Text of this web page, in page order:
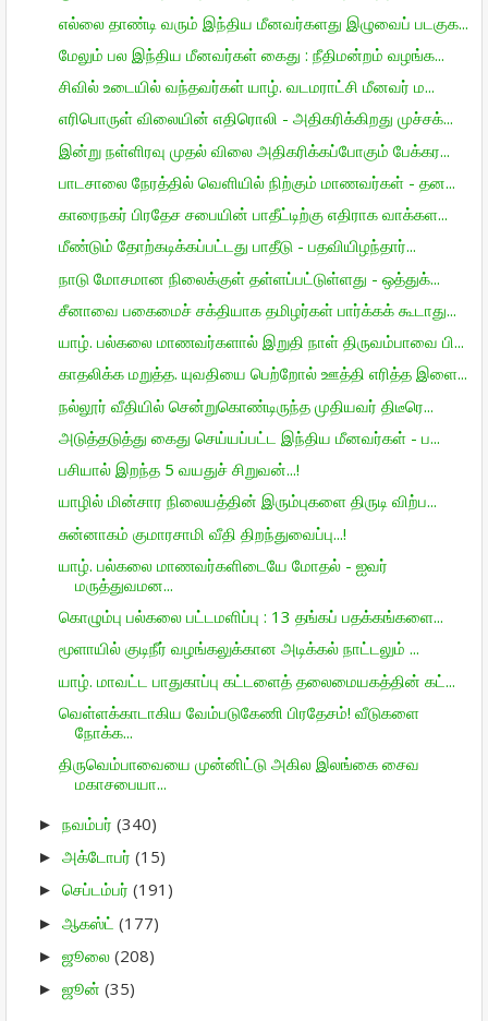
எல்லை தாண்டி வரும் இந்திய மீனவர்களது இழுவைப் படகுக...
மேலும் பல இந்திய மீனவர்கள் கைது : நீதிமன்றம் வழங்க...
சிவில் உடையில் வந்தவர்கள் யாழ். வடமராட்சி மீனவர் ம...
எரிபொருள் விலையின் எதிரொலி - அதிகரிக்கிறது முச்சக்...
இன்று நள்ளிரவு முதல் விலை அதிகரிக்கப்போகும் பேக்கர...
பாடசாலை நேரத்தில் வெளியில் நிற்கும் மாணவர்கள் - தன...
காரைநகர் பிரதேச சபையின் பாதீட்டிற்கு எதிராக வாக்கள...
மீண்டும் தோற்கடிக்கப்பட்டது பாதீடு - பதவியிழந்தார்...
நாடு மோசமான நிலைக்குள் தள்ளப்பட்டுள்ளது - ஒத்துக்...
சீனாவை பகைமைச் சக்தியாக தமிழர்கள் பார்க்கக் கூடாது...
யாழ். பல்கலை மாணவர்களால் இறுதி நாள் திருவம்பாவை பி...
காதலிக்க மறுத்த. யுவதியை பெற்றோல் ஊத்தி எரித்த இளை...
நல்லூர் வீதியில் சென்றுகொண்டிருந்த முதியவர் திடீரெ...
அடுத்தடுத்து கைது செய்யப்பட்ட இந்திய மீனவர்கள் - ப...
பசியால் இறந்த 5 வயதுச் சிறுவன்...!
யாழில் மின்சார நிலையத்தின் இரும்புகளை திருடி விற்ப...
சுன்னாகம் குமாரசாமி வீதி திறந்துவைப்பு...!
யாழ். பல்கலை மாணவர்களிடையே மோதல் - ஐவர்
மருத்துவமன...
கொழும்பு பல்கலை பட்டமளிப்பு : 13 தங்கப் பதக்கங்களை...
மூளாயில் குடிநீர் வழங்கலுக்கான அடிக்கல் நாட்டலும் ...
யாழ். மாவட்ட பாதுகாப்பு கட்டளைத் தலைமையகத்தின் கட்...
வெள்ளக்காடாகிய வேம்படுகேணி பிரதேசம்! வீடுகளை
நோக்க...
திருவெம்பாவையை முன்னிட்டு அகில இலங்கை சைவ
மகாசபையா...
► நவம்பர் (340)
► அக்டோபர் (15)
► செப்டம்பர் (191)
► ஆகஸ்ட் (177)
► ஜூலை (208)
► ஜூன் (35)